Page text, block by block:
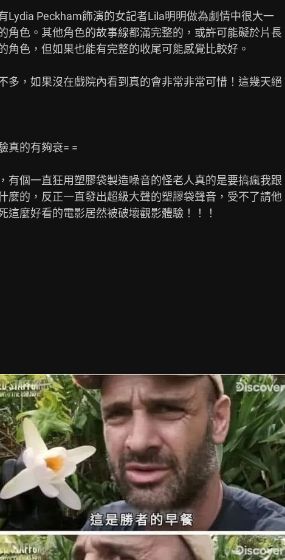
Lydia Peckham飾演的女記者Lila明明做為劇情中很大一
角色。其他角色的故事線都滿完整的，或許可能礙於片長
角色，但如果也能有完整的收尾可能感覺比較好。
多，如果沒在戲院內看到真的會非常非常可惜！這幾天絕
真的有夠衰= =
有個一直狂用塑膠袋製造噪音的怪老人真的是要搞瘋我跟
麼的，反正一直發出超級大聲的塑膠袋聲音，受不了請他
這麼好看的電影居然被破壞觀影體驗！！！